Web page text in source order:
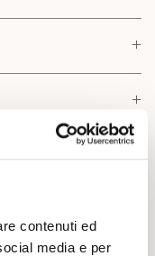
contenuti ed
media e per